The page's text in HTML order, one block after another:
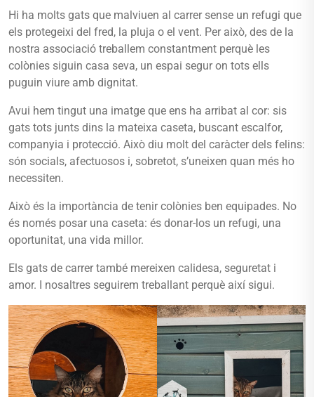
Hi ha molts gats que malviuen al carrer sense un refugi que
els protegeixi del fred, la pluja o el vent. Per això, des de la
nostra associació treballem constantment perquè les
colònies siguin casa seva, un espai segur on tots ells
puguin viure amb dignitat.
Avui hem tingut una imatge que ens ha arribat al cor: sis
gats tots junts dins la mateixa caseta, buscant escalfor,
companyia i protecció. Això diu molt del caràcter dels felins:
són socials, afectuosos i, sobretot, s’uneixen quan més ho
necessiten.
Això és la importància de tenir colònies ben equipades. No
és només posar una caseta: és donar-los un refugi, una
oportunitat, una vida millor.
Els gats de carrer també mereixen calidesa, seguretat i
amor. I nosaltres seguirem treballant perquè així sigui.